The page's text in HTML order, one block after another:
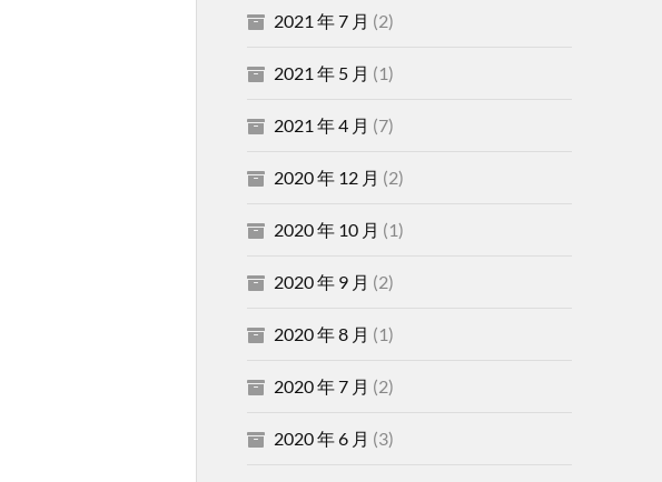
2021 年 7 月 (2)
2021 年 5 月 (1)
2021 年 4 月 (7)
2020 年 12 月 (2)
2020 年 10 月 (1)
2020 年 9 月 (2)
2020 年 8 月 (1)
2020 年 7 月 (2)
2020 年 6 月 (3)